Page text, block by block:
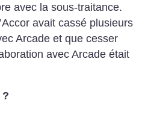
avec la sous-traitance.
avait cassé plusieurs
Arcade et que cesser
avec Arcade était
?